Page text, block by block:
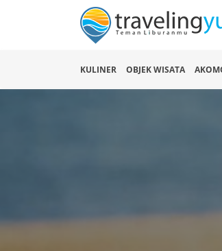
KULINER OBJEK WISATA